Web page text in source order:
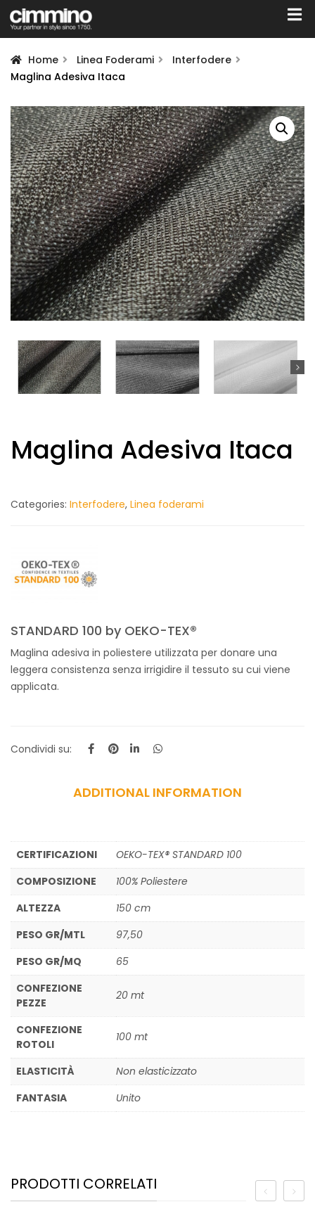
Home Linea Foderami
Interfodere
Maglina Adesiva Itaca
Maglina Adesiva Itaca
Categories: Interfodere, Linea foderami
STANDARD 100 by OEKO-TEX®
Maglina adesiva in poliestere utilizzata per donare una
leggera consistenza senza irrigidire il tessuto su cui viene
applicata.
Condividi su:
ADDITIONAL INFORMATION
CERTIFICAZIONI
OEKO-TEX® STANDARD 100
COMPOSIZIONE
100% Poliestere
ALTEZZA
150 cm
PESO GR/MTL
97,50
PESO GR/MQ
65
CONFEZIONE
PEZZE
20 mt
CONFEZIONE
ROTOLI
100 mt
ELASTICITÀ
Non elasticizzato
FANTASIA
Unito
PRODOTTI CORRELATI